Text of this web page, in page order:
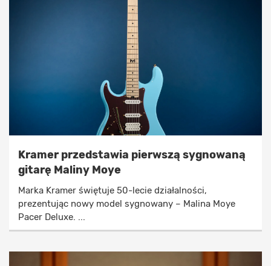
Kramer przedstawia pierwszą sygnowaną
gitarę Maliny Moye
Marka Kramer świętuje 50-lecie działalności,
prezentując nowy model sygnowany – Malina Moye
Pacer Deluxe. ...